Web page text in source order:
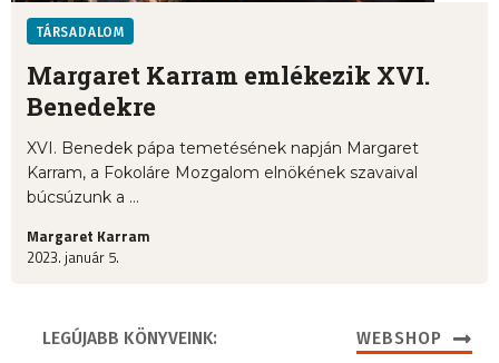
TÁRSADALOM
Margaret Karram emlékezik XVI.
Benedekre
XVI. Benedek pápa temetésének napján Margaret
Karram, a Fokoláre Mozgalom elnökének szavaival
búcsúzunk a ...
Margaret Karram
2023. január 5.
LEGÚJABB KÖNYVEINK: WEBSHOP